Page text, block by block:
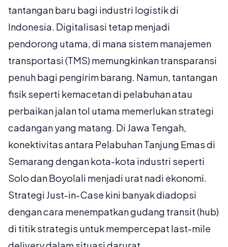
tantangan baru bagi industri logistik di
Indonesia. Digitalisasi tetap menjadi
pendorong utama, di mana sistem manajemen
transportasi (TMS) memungkinkan transparansi
penuh bagi pengirim barang. Namun, tantangan
fisik seperti kemacetan di pelabuhan atau
perbaikan jalan tol utama memerlukan strategi
cadangan yang matang. Di Jawa Tengah,
konektivitas antara Pelabuhan Tanjung Emas di
Semarang dengan kota-kota industri seperti
Solo dan Boyolali menjadi urat nadi ekonomi.
Strategi Just-in-Case kini banyak diadopsi
dengan cara menempatkan gudang transit (hub)
di titik strategis untuk mempercepat last-mile